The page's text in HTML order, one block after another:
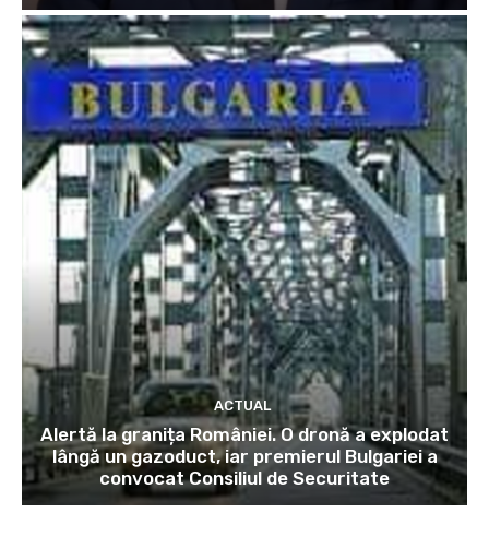
ACTUAL
Alertă la granița României. O dronă a explodat
lângă un gazoduct, iar premierul Bulgariei a
convocat Consiliul de Securitate